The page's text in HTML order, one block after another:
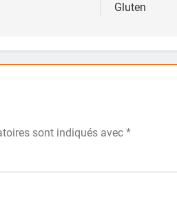
Gluten
sont indiqués avec *